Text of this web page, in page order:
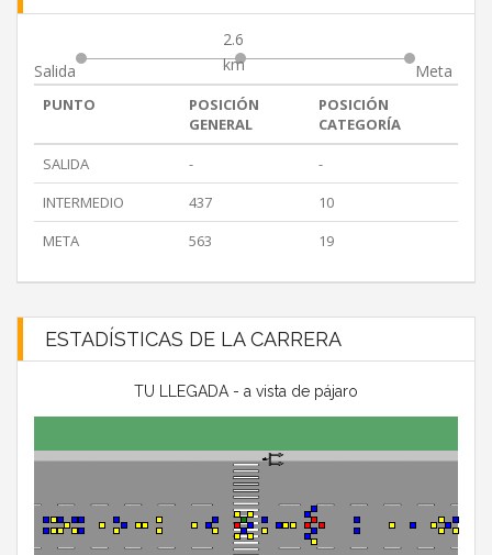
Salida
2.6
km
Meta
PUNTO
POSICIÓN
GENERAL
POSICIÓN
CATEGORÍA
SALIDA
-
-
INTERMEDIO
437
10
META
563 19
ESTADÍSTICAS DE LA CARRERA
TU LLEGADA - a vista de pájaro